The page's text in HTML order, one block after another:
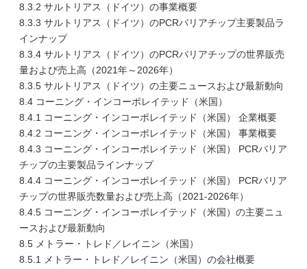
8.3.2 サルトリアス（ドイツ）の事業概要
8.3.3 サルトリアス（ドイツ）のPCRバリアチップ主要製品ラ
インナップ
8.3.4 サルトリアス（ドイツ）のPCRバリアチップの世界販売
量および売上高（2021年～2026年）
8.3.5 サルトリアス（ドイツ）の主要ニュースおよび最新動向
8.4 コーニング・インコーポレイテッド（米国）
8.4.1 コーニング・インコーポレイテッド（米国） 企業概要
8.4.2 コーニング・インコーポレイテッド（米国） 事業概要
8.4.3 コーニング・インコーポレイテッド（米国） PCRバリア
チップの主要製品ラインナップ
8.4.4 コーニング・インコーポレイテッド（米国） PCRバリア
チップの世界販売数量および売上高（2021-2026年）
8.4.5 コーニング・インコーポレイテッド（米国）の主要ニュ
ースおよび最新動向
8.5 メトラー・トレド／レイニン（米国）
8.5.1 メトラー・トレド／レイニン（米国）の会社概要